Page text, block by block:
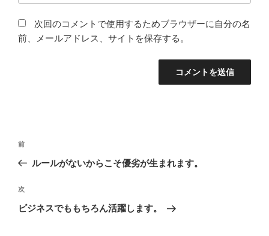
次回のコメントで使用するためブラウザーに自分の名
前、メールアドレス、サイトを保存する。
投
ビ
ゲ
前
の
稿
前
ルールがないからこそ優劣が生まれます。
次
の
次
ビジネスでももちろん活躍します。